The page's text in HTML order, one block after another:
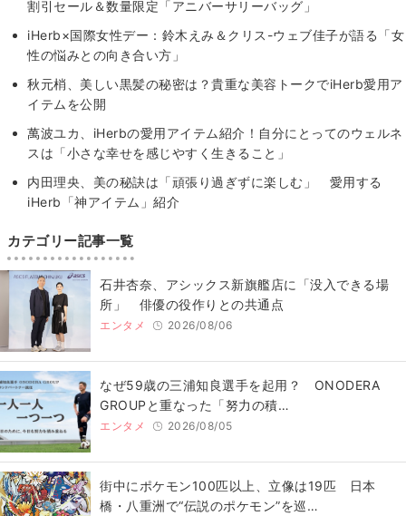
割引セール＆数量限定「アニバーサリーバッグ」
iHerb×国際女性デー：鈴木えみ＆クリス-ウェブ佳子が語る「女
性の悩みとの向き合い方」
秋元梢、美しい黒髪の秘密は？貴重な美容トークでiHerb愛用ア
イテムを公開
萬波ユカ、iHerbの愛用アイテム紹介！自分にとってのウェルネ
スは「小さな幸せを感じやすく生きること」
内田理央、美の秘訣は「頑張り過ぎずに楽しむ」 愛用する
iHerb「神アイテム」紹介
カテゴリー記事一覧
石井杏奈、アシックス新旗艦店に「没入できる場
所」 俳優の役作りとの共通点
エンタメ 2026/08/06
なぜ59歳の三浦知良選手を起用？ ONODERA
GROUPと重なった「努力の積…
エンタメ 2026/08/05
街中にポケモン100匹以上、立像は19匹 日本
橋・八重洲で“伝説のポケモン”を巡…